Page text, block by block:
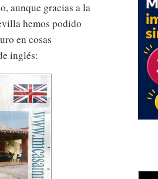
aunque gracias a la
hemos podido
en cosas
inglés: